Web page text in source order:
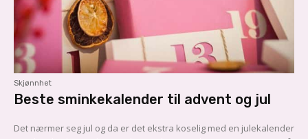
Skjønnhet
Beste sminkekalender til advent og jul
Det nærmer seg jul og da er det ekstra koselig med en julekalender